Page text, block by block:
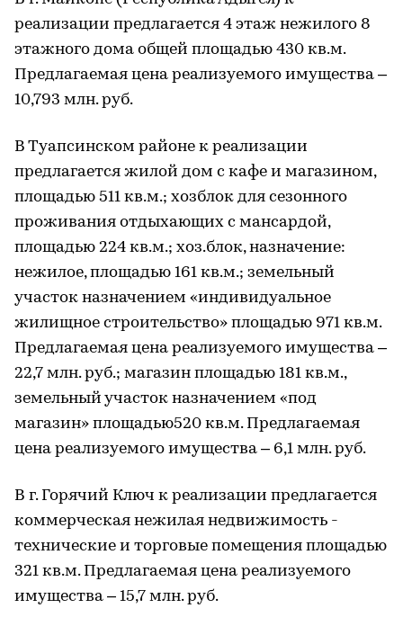
реализации предлагается 4 этаж нежилого 8
этажного дома общей площадью 430 кв.м.
Предлагаемая цена реализуемого имущества –
10,793 млн. руб.
В Туапсинском районе к реализации
предлагается жилой дом с кафе и магазином,
площадью 511 кв.м.; хозблок для сезонного
проживания отдыхающих с мансардой,
площадью 224 кв.м.; хоз.блок, назначение:
нежилое, площадью 161 кв.м.; земельный
участок назначением «индивидуальное
жилищное строительство» площадью 971 кв.м.
Предлагаемая цена реализуемого имущества –
22,7 млн. руб.; магазин площадью 181 кв.м.,
земельный участок назначением «под
магазин» площадью520 кв.м. Предлагаемая
цена реализуемого имущества – 6,1 млн. руб.
В г. Горячий Ключ к реализации предлагается
коммерческая нежилая недвижимость -
технические и торговые помещения площадью
321 кв.м. Предлагаемая цена реализуемого
имущества – 15,7 млн. руб.